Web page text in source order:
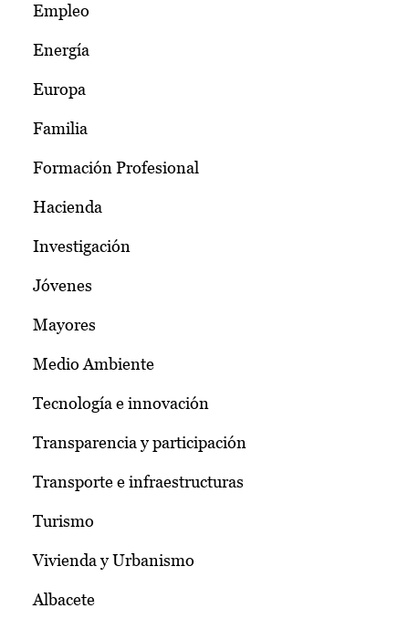
Empleo
Energía
Europa
Familia
Formación Profesional
Hacienda
Investigación
Jóvenes
Mayores
Medio Ambiente
Tecnología e innovación
Transparencia y participación
Transporte e infraestructuras
Turismo
Vivienda y Urbanismo
Albacete